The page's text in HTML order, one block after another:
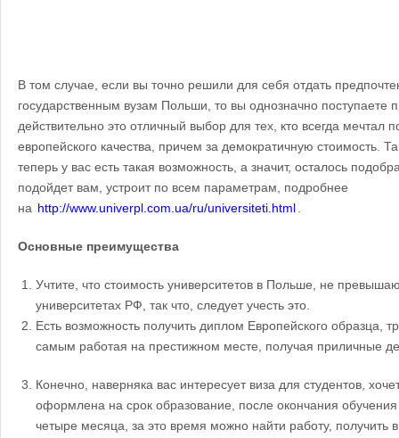
В том случае, если вы точно решили для себя отдать
государственным вузам Польши, то вы однозначно поступаете
действительно это отличный выбор для тех, кто всегда мечтал
европейского качества, причем за демократичную стоимость.
теперь у вас есть такая возможность, а значит, осталось
подойдет вам, устроит по всем параметрам, подробнее
на http://www.univerpl.com.ua/ru/universiteti.html
Основные преимущества
Учтите, что стоимость университетов в Польше, не
университетах РФ, так что, следует учесть это.
Есть возможность получить диплом Европейского образца,
самым работая на престижном месте, получая приличные
Конечно, наверняка вас интересует виза для студентов,
оформлена на срок образование, после окончания
четыре месяца, за это время можно найти работу, получить